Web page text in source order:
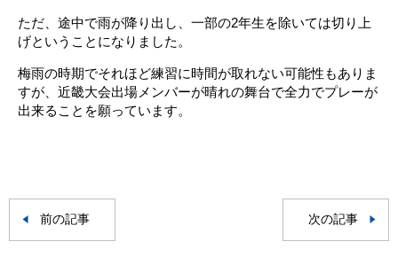
ただ、途中で雨が降り出し、一部の2年生を除いては切り上
げということになりました。
梅雨の時期でそれほど練習に時間が取れない可能性もありま
すが、近畿大会出場メンバーが晴れの舞台で全力でプレーが
出来ることを願っています。
前の記事 次の記事